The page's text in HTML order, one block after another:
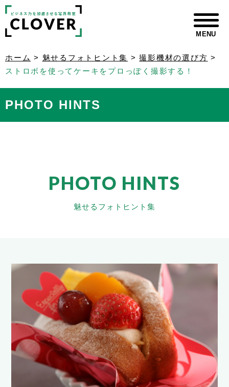
MENU
ホーム > 魅せるフォトヒント集 >撮影機材の選び方 >
ストロボを使ってケーキをプロっぽく撮影する！
PHOTO HINTS
PHOTO HINTS
魅せるフォトヒント集